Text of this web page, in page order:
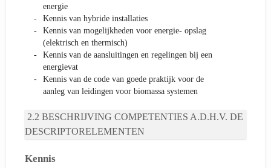
energie
Kennis van hybride installaties
Kennis van mogelijkheden voor energie- opslag
(elektrisch en thermisch)
Kennis van de aansluitingen en regelingen bij een
energievat
Kennis van de code van goede praktijk voor de
aanleg van leidingen voor biomassa systemen
BESCHRIJVING COMPETENTIES A.D.H.V. DE
DESCRIPTORELEMENTEN
Kennis